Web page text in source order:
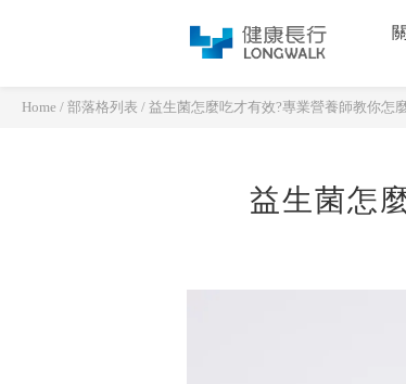
Home / 部落格列表 / 益生菌怎麼吃才有效?專業營養師教你怎
益生菌怎